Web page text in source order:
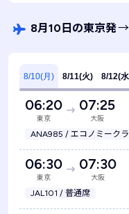
8月10日の東京発→
8/10(月) 8/11(火) 8/12(
06:20
東京
07:25
大阪
ANA985 / エコノミーク
06:30
東京
07:30
大阪
JAL101 / 普通席